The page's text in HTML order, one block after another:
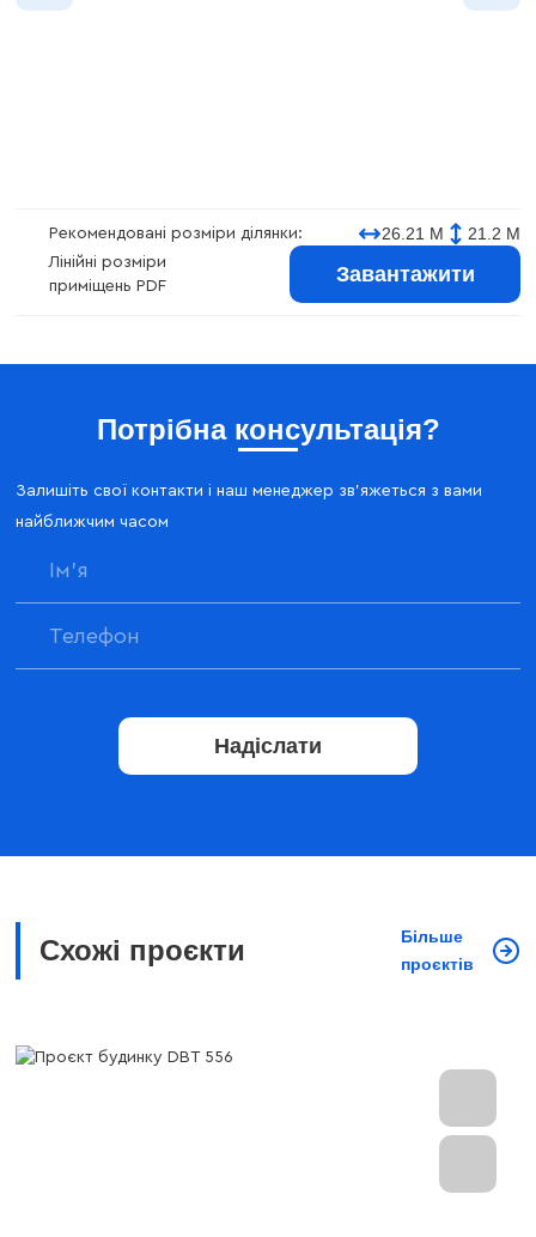
Рекомендовані розміри ділянки: 26.21 М 21.2 М
Лінійні розміри
приміщень PDF
Завантажити
Потрібна консультація?
Залишіть свої контакти і наш менеджер зв'яжеться з вами
найближчим часом
Надіслати
Схожі проєкти
Більше
проєктів